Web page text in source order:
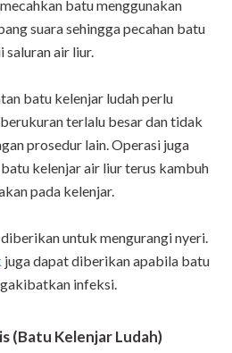
batu menggunakan
suara sehingga pecahan batu
saluran air liur.
batu kelenjar ludah perlu
terlalu besar dan tidak
prosedur lain. Operasi juga
kelenjar air liur terus kambuh
pada kelenjar.
untuk mengurangi nyeri.
juga dapat diberikan apabila batu
infeksi.
(Batu Kelenjar Ludah)